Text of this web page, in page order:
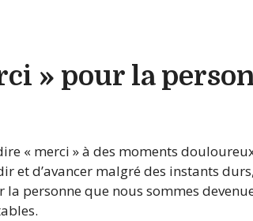
» pour la
« merci » à des moments
et d’avancer malgré des instants
la personne que nous sommes